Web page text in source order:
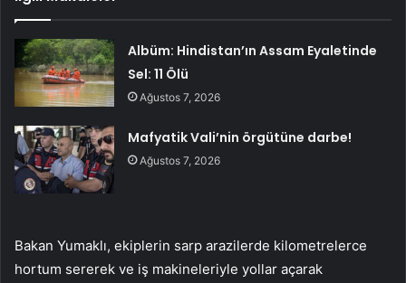
Albüm: Hindistan’ın Assam Eyaletinde
Sel: 11 Ölü
Ağustos 7, 2026
Mafyatik Vali’nin örgütüne darbe!
Ağustos 7, 2026
Bakan Yumaklı, ekiplerin sarp arazilerde kilometrelerce
hortum sererek ve iş makineleriyle yollar açarak